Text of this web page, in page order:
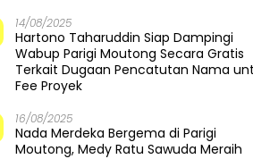
14/08/2025
Hartono Taharuddin Siap Dampingi
Wabup Parigi Moutong Secara Gratis
Terkait Dugaan Pencatutan Nama
Fee Proyek
16/08/2025
Nada Merdeka Bergema di Parigi
Moutong, Medy Ratu Sawuda Meraih